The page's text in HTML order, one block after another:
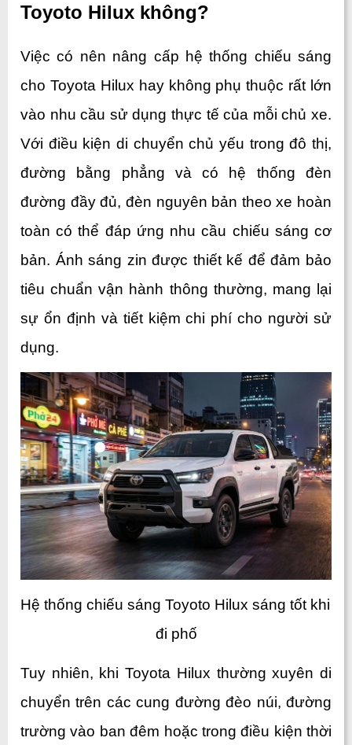
Toyoto Hilux không?
Việc có nên nâng cấp hệ thống chiếu sáng
cho Toyota Hilux hay không phụ thuộc rất lớn
vào nhu cầu sử dụng thực tế của mỗi chủ xe.
Với điều kiện di chuyển chủ yếu trong đô thị,
đường bằng phẳng và có hệ thống đèn
đường đầy đủ, đèn nguyên bản theo xe hoàn
toàn có thể đáp ứng nhu cầu chiếu sáng cơ
bản. Ánh sáng zin được thiết kế để đảm bảo
tiêu chuẩn vận hành thông thường, mang lại
sự ổn định và tiết kiệm chi phí cho người sử
dụng.
Hệ thống chiếu sáng Toyoto Hilux sáng tốt khi
đi phố
Tuy nhiên, khi Toyota Hilux thường xuyên di
chuyển trên các cung đường đèo núi, đường
trường vào ban đêm hoặc trong điều kiện thời